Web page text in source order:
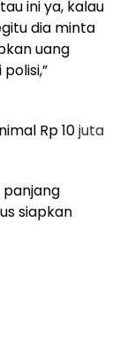
ini ya, kalau
dia minta
uang
Rp 10juta
panjang
siapkan